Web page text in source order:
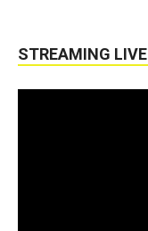
STREAMING LIVE